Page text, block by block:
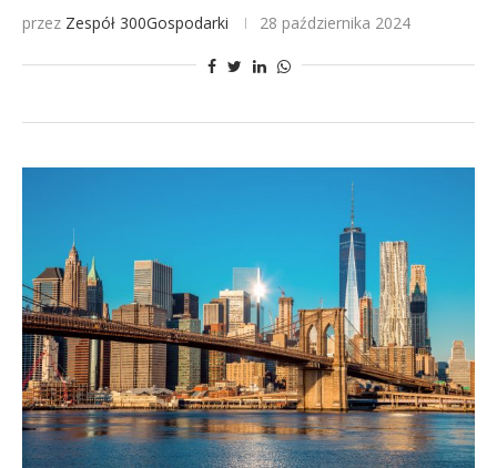
przez Zespół 300Gospodarki 28 października 2024